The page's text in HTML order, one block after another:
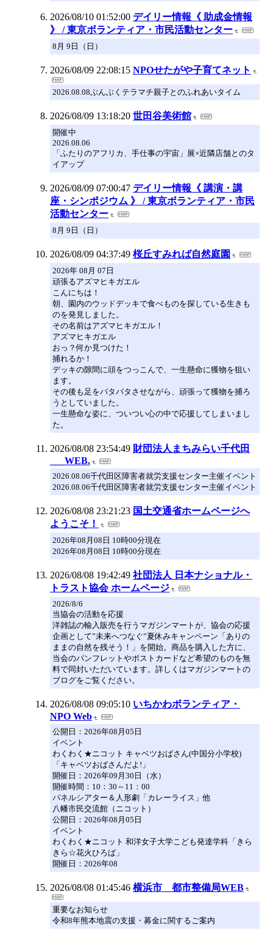
2026/08/10 01:52:00 デイリー情報《 助成金情報
》 / 東京ボランティア・市民活動センター
8月 9日（日）
2026/08/09 22:08:15 NPOせたがや子育てネット
2026.08.08ぶんぶくテラマチ親子とのふれあいタイム
2026/08/09 13:18:20 世田谷美術館
開催中
2026.08.06
「ふたりのアフリカ、手仕事の宇宙」展×近隣店舗とのタ
イアップ
2026/08/09 07:00:47 デイリー情報《 講演・講
座・シンポジウム 》 / 東京ボランティア・市民
活動センター
8月 9日（日）
2026/08/09 04:37:49 桜丘すみれば自然庭園
2026年 08月 07日
頑張るアズマヒキガエル
こんにちは！
朝、園内のウッドデッキで食べものを探している生きも
のを発見しました。
その名前はアズマヒキガエル！
アズマヒキガエル
おっ？何か見つけた！
捕れるか！
デッキの隙間に頭をつっこんで、一生懸命に獲物を狙い
ます。
その後も足をバタバタさせながら、頑張って獲物を捕ろ
うとしていました。
一生懸命な姿に、ついつい心の中で応援してしまいまし
た。
2026/08/08 23:54:49 財団法人まちみらい千代田
___WEB.
2026.08.06千代田区障害者就労支援センター主催イベント
2026.08.06千代田区障害者就労支援センター主催イベント
2026/08/08 23:21:23 国土交通省ホームページへ
ようこそ！
2026年08月08日 10時00分現在
2026年08月08日 10時00分現在
2026/08/08 19:42:49 社団法人 日本ナショナル・
トラスト協会 ホームページ
2026/8/6
当協会の活動を応援
洋雑誌の輸入販売を行うマガジンマートが、協会の応援
企画として”未来へつなぐ”夏休みキャンペーン「ありの
ままの自然を残そう！」を開始。商品を購入した方に、
当会のパンフレットやポストカードなど希望のものを無
料で同封いただいています。詳しくはマガジンマートの
ブログをご覧ください。
2026/08/08 09:05:10 いちかわボランティア・
NPO Web
公開日：2026年08月05日
イベント
わくわく★ニコット キャベツおばさん(中国分小学校)
「キャベツおばさんだよ!」
開催日：2026年09月30日（水）
開催時間：10：30～11：00
パネルシアター＆人形劇「カレーライス」他
八幡市民交流館（ニコット）
公開日：2026年08月05日
イベント
わくわく★ニコット 和洋女子大学こども発達学科「きら
きら☆花火ひろば」
開催日：2026年08
2026/08/08 01:45:46 横浜市 都市整備局WEB
重要なお知らせ
令和8年熊本地震の支援・募金に関するご案内